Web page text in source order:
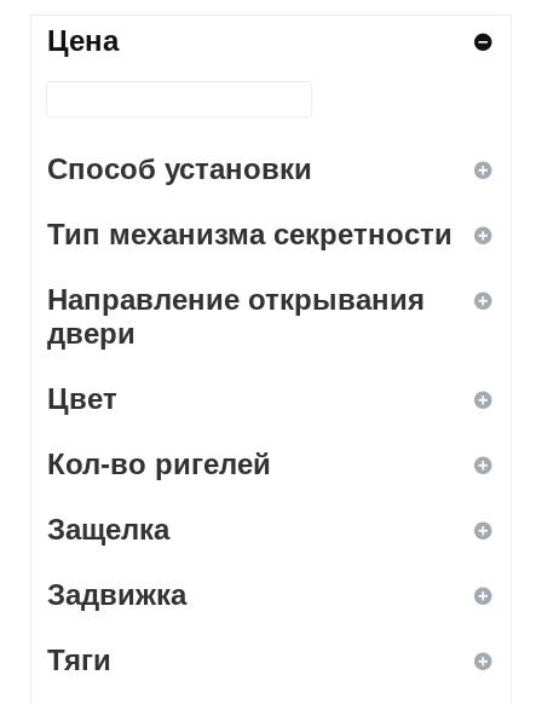
Цена
Способ установки
ввертной
врезной
Тип механизма секретности
дисковый
цилиндровый
Направление открывания
двери
левое
правое
универсальное
Цвет
белый
бронза
дерево
желтый
Кол-во ригелей
1
2
Защелка
да
нет
Задвижка
да
Тяги